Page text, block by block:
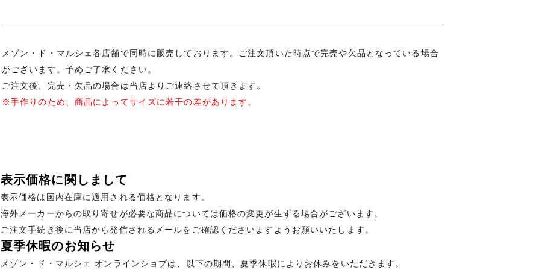
メゾン・ド・マルシェ各店舗で同時に販売しております。ご注文頂いた時点で完売や欠品となっている場合
がございます。予めご了承ください。
ご注文後、完売・欠品の場合は当店よりご連絡させて頂きます。
※手作りのため、商品によってサイズに若干の差があります。
表示価格に関しまして
表示価格は国内在庫に適用される価格となります。
海外メーカーからの取り寄せが必要な商品については価格の変更が生ずる場合がございます。
ご注文手続き後に当店から発信されるメールをご確認くださいますようお願いいたします。
夏季休暇のお知らせ
メゾン・ド・マルシェ オンラインショプは、以下の期間、夏季休暇によりお休みをいただきます。